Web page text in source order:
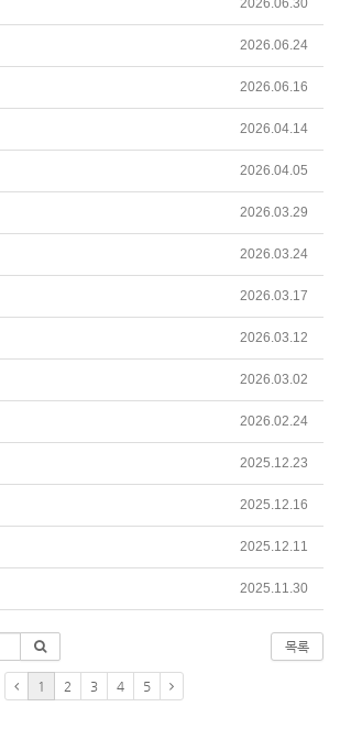
2026.06.30
2026.06.24
2026.06.16
2026.04.14
2026.04.05
2026.03.29
2026.03.24
2026.03.17
2026.03.12
2026.03.02
2026.02.24
2025.12.23
2025.12.16
2025.12.11
2025.11.30
목록
1 2 3 4 5